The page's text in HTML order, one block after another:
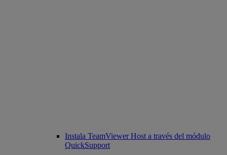
Instala TeamViewer Host a través del módulo
QuickSupport